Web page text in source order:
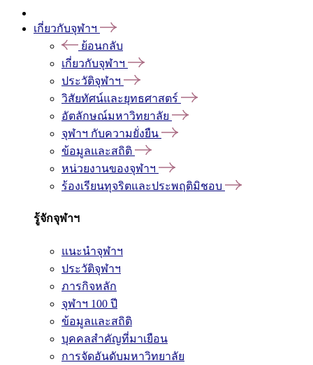
เกี่ยวกับจุฬาฯ
ย้อนกลับ
เกี่ยวกับจุฬาฯ
ประวัติจุฬาฯ
วิสัยทัศน์และยุทธศาสตร์
อัตลักษณ์มหาวิทยาลัย
จุฬาฯ กับความยั่งยืน
ข้อมูลและสถิติ
หน่วยงานของจุฬาฯ
ร้องเรียนทุจริตและประพฤติมิชอบ
รู้จักจุฬาฯ
แนะนำจุฬาฯ
ประวัติจุฬาฯ
ภารกิจหลัก
จุฬาฯ 100 ปี
ข้อมูลและสถิติ
บุคคลสำคัญที่มาเยือน
การจัดอันดับมหาวิทยาลัย